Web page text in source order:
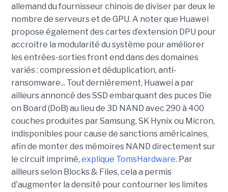
allemand du fournisseur chinois de diviser par deux le
nombre de serveurs et de GPU. A noter que Huawei
propose également des cartes d’extension DPU pour
accroitre la modularité du système pour améliorer
les entrées-sorties front end dans des domaines
variés : compression et déduplication, anti-
ransomware... Tout dernièrement, Huawei a par
ailleurs annoncé des SSD embarquant des puces Die
on Board (DoB) au lieu de 3D NAND avec 290 à 400
couches produites par Samsung, SK Hynix ou Micron,
indisponibles pour cause de sanctions américaines,
afin de monter des mémoires NAND directement sur
le circuit imprimé, explique TomsHardware. Par
ailleurs selon Blocks & Files, cela a permis
d'augmenter la densité pour contourner les limites